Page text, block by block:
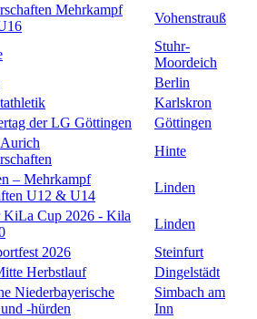
Mehrkampf
Vohenstrauß
Stuhr-
Moordeich
Berlin
Karlskron
der LG Göttingen
Göttingen
Hinte
– Mehrkampf
U12 & U14
Linden
KiLa Cup 2026 - Kila
Linden
2026
Steinfurt
Herbstlauf
Dingelstädt
Niederbayerische
-hürden
Simbach am
Inn